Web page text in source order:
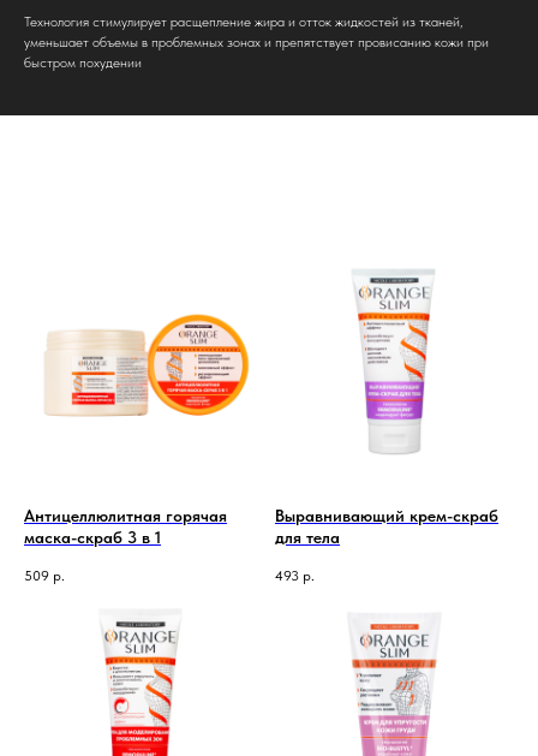
Технология стимулирует расщепление жира и отток жидкостей из тканей,
уменьшает объемы в проблемных зонах и препятствует провисанию кожи при
быстром похудении
Антицеллюлитная горячая
маска-скраб 3 в 1
509 р.
Выравнивающий крем-скраб
для тела
493 р.